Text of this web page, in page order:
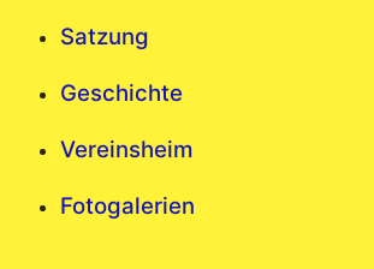
Satzung
Geschichte
Vereinsheim
Fotogalerien